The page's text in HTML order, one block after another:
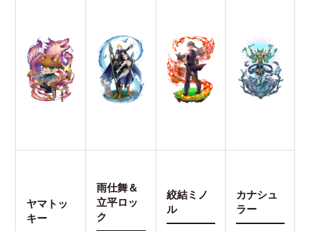
ヤマトッ
キー
雨仕舞＆
立平ロッ
ク
絞結ミノ
ル
カナシュ
ラー